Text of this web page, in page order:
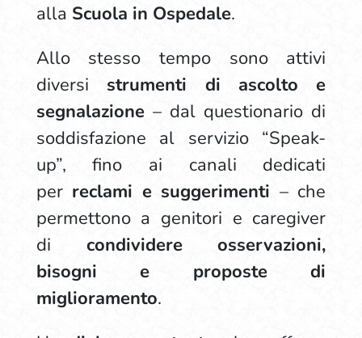
alla Scuola in Ospedale.
Allo stesso tempo sono attivi
diversi strumenti di ascolto e
segnalazione– dal questionario di
soddisfazione al servizio “Speak-
up”, fino ai canali dedicati
per reclami e suggerimenti – che
permettono a genitori e caregiver
di condividere osservazioni,
bisogni e proposte di
miglioramento.